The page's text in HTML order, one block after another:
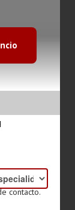
contacto.